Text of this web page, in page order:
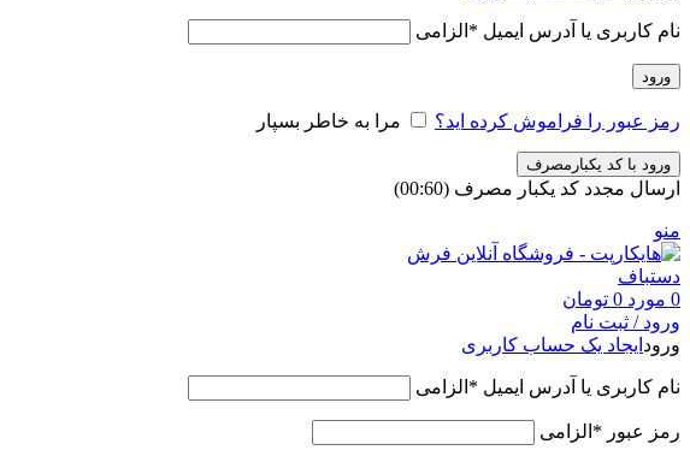
نام کاربری یا آدرس ایمیل * الزامی
ورود
رمز عبور را فراموش کرده اید؟ مرا به خاطر بسپار
ورود با کد یکبارمصرف
ارسال مجدد کد یکبار مصرف (00:
60
)
منو
0 مورد 0 تومان
ورود / ثبت نام
ورود ایجاد یک حساب کاربری
نام کاربری یا آدرس ایمیل * الزامی
رمز عبور * الزامی